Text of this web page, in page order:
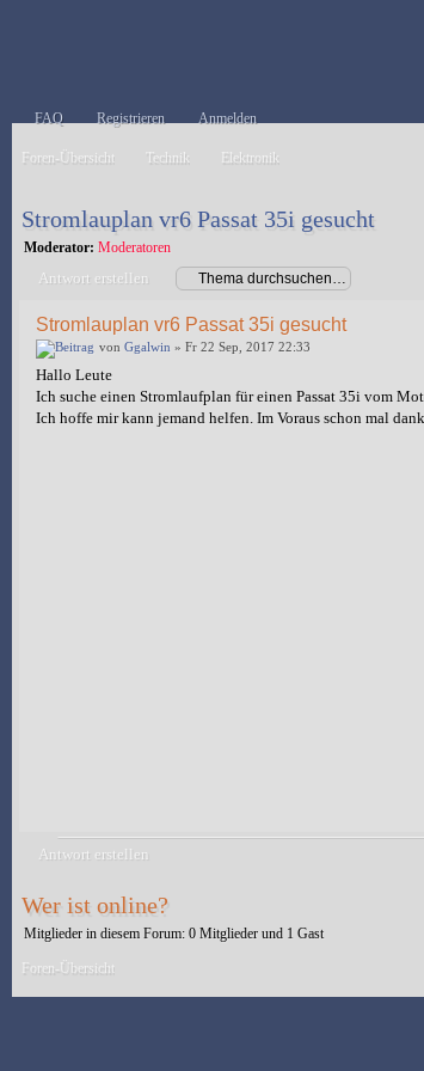
FAQ Registrieren Anmelden
Foren-Übersicht Technik Elektronik
Stromlauplan vr6 Passat 35i gesucht
Moderator: Moderatoren
Antwort erstellen
Stromlauplan vr6 Passat 35i gesucht
von Ggalwin » Fr 22 Sep, 2017 22:33
Hallo Leute
Ich suche einen Stromlaufplan für einen Passat 35i vom
Ich hoffe mir kann jemand helfen. Im Voraus schon mal
Antwort erstellen
Wer ist online?
Mitglieder in diesem Forum: 0 Mitglieder und 1 Gast
Foren-Übersicht